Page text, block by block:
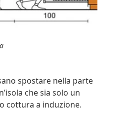
spostare nella parte
che sia solo un
cottura a induzione.